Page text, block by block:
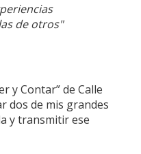
de otros"
y Contar” de Calle
dos de mis grandes
y transmitir ese